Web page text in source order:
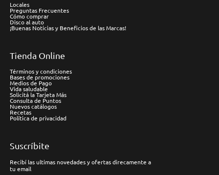
Locales
Preguntas Frecuentes
Cómo comprar
Disco al auto
¡Buenas Noticias y Beneficios de las Marcas!
Tienda Online
Términos y condiciones
Bases de promociones
Medios de Pago
Vida saludable
Solicitá la Tarjeta Más
Consulta de Puntos
Nuevos catálogos
Recetas
Política de privacidad
Suscríbite
Recibí las ultimas novedades y ofertas direcamente a
tu email